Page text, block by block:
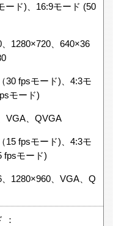
ード)、16:9モード (50
1280×720、640×36
30 fpsモード)、4:3モ
モード)
VGA、QVGA
15 fpsモード)、4:3モ
fpsモード)
、1280×960、VGA、Q
：